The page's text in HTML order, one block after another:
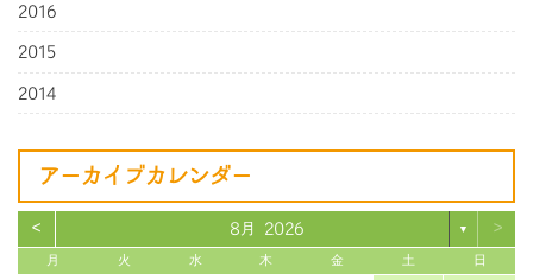
2016
2015
2014
アーカイブカレンダー
< 8月 2026 ▼ >
月 火 水 木 金 土 日